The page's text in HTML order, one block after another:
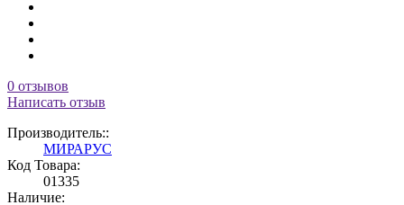
0 отзывов
Написать отзыв
Производитель::
МИРАРУС
Код Товара:
01335
Наличие: